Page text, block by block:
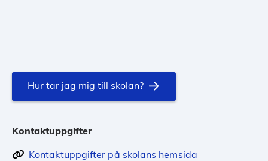
Hur tar jag mig till skolan?
Kontaktuppgifter
Kontaktuppgifter på skolans hemsida